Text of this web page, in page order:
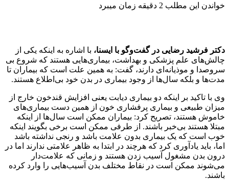
خواندن این مطلب 2 دقیقه زمان میبرد
دکتر فرشید رضایی در گفت‌وگو با ایسنا، با اشاره به اینکه یکی از
چالش‌های علم پزشکی و بهداشت، بیماری‌هایی هستند که شروع بی
سروصدا و موذیانه‌ای دارند، گفت: به همین علت است که بیماران تا
مدت‌ها و بلکه سال‌ها از وجود بیماری در بدن خود بی‌اطلاع هستند.
وی با تاکید بر اینکه دو بیماری دیابت یعنی افزایش قندخون خارج از
میزان طبیعی و بیماری پرفشاری خون از همین دست بیماری‌های
خاموش هستند، تصریح کرد: بیماران ممکن است سال‌ها از اینکه
مبتلا هستند بی‌خبر باشند. از طرفی ممکن است برخی بگویند اینکه
خوب است که یک بیماری بدون علامت باشد و رنجی نداشته باشد
اما، باید یادآوری کرد که هرچند در ابتدا به ظاهر علامتی ندارند اما در
درون بدن مشغول آسیب زدن هستند و زمانی که علامت‌دار
می‌شوند ممکن است در نقاط مختلف بدن آسیب‌هایی را وارد کرده
باشند.